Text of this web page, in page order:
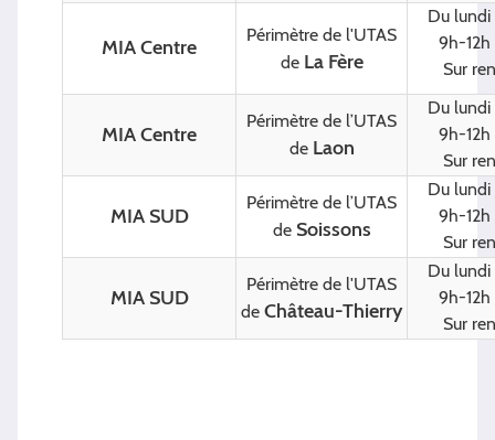
MIA Centre
Périmètre de l'UTAS
deLa Fère
Du lundi
9h-12h
Sur
MIA Centre
Périmètre de l’UTAS
de Laon
Du lundi
9h-12h
Sur
MIA SUD
Périmètre de l’UTAS
de Soissons
Du lundi
9h-12h
Sur
MIA SUD
Périmètre de l'UTAS
de Château-Thierry
Du lundi
9h-12h
Sur